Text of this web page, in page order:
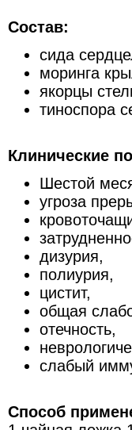
Состав:
сида
моринга
якорцы
тиноспора
Клинические
Шестой
угроза
дизурия,
полиурия,
цистит,
общая
отечность,
слабый
Способ